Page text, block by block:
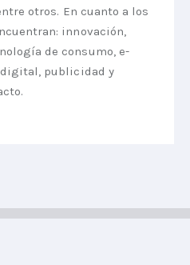
otros. En cuanto a los
innovación,
de consumo, e-
publicidad y